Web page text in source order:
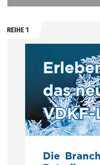
REIHE 1